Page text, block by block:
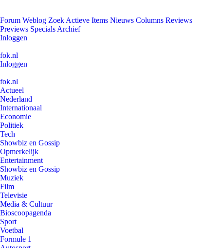
Forum Weblog Zoek Actieve Items Nieuws Columns Reviews
Previews Specials Archief
Inloggen
fok.nl
Inloggen
fok.nl
Actueel
Nederland
Internationaal
Economie
Politiek
Tech
Showbiz en Gossip
Opmerkelijk
Entertainment
Showbiz en Gossip
Muziek
Film
Televisie
Media & Cultuur
Bioscoopagenda
Sport
Voetbal
Formule 1